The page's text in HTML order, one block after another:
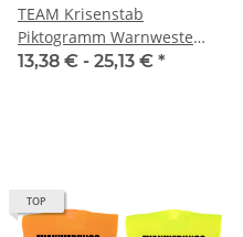
TEAM Krisenstab
Piktogramm Warnweste
weiß / rot mit vielen
13,38 € - 25,13 € *
TOP